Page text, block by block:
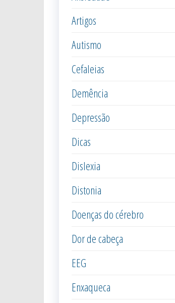
Artigos
Autismo
Cefaleias
Demência
Depressão
Dicas
Dislexia
Distonia
Doenças do cérebro
Dor de cabeça
EEG
Enxaqueca